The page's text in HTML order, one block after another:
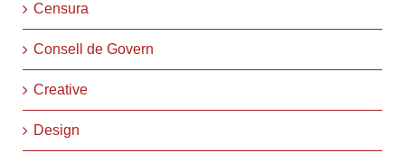
Censura
Consell de Govern
Creative
Design